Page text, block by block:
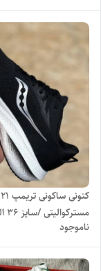
فروش عمده و تک
کتونی ساکونی تریمپ 21
فروش عمده و تک
ناموجود